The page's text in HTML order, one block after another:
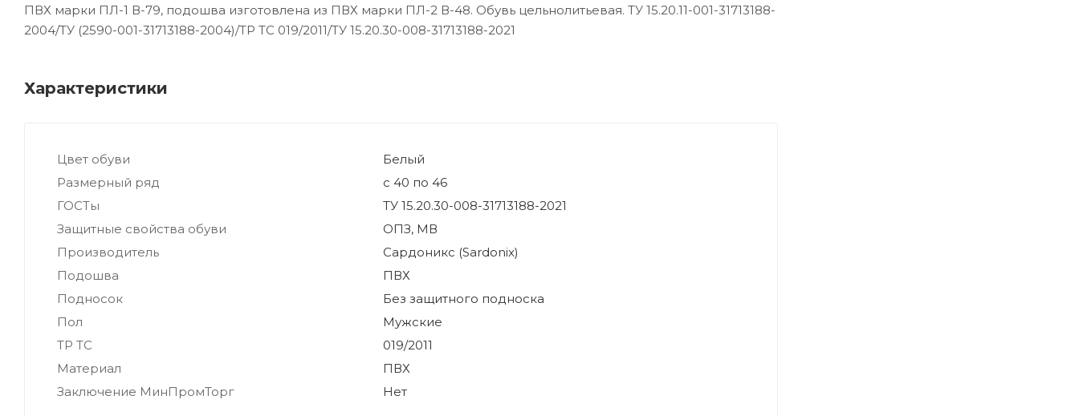
ПВХ марки ПЛ-1 В-79, подошва изготовлена из ПВХ марки ПЛ-2 В-48. Обувь цельнолитьевая. ТУ 15.20.11-001-31713188-
2004/ТУ (2590-001-31713188-2004)/ТР ТС 019/2011/ТУ 15.20.30-008-31713188-2021
Характеристики
Цвет обуви
Белый
Размерный ряд
с 40 по 46
ГОСТы
ТУ 15.20.30-008-31713188-2021
Защитные свойства обуви
ОПЗ, МВ
Производитель
Сардоникс (Sardonix)
Подошва
ПВХ
Подносок
Без защитного подноска
Пол
Мужские
ТР ТС
019/2011
Материал
ПВХ
Заключение МинПромТорг
Нет